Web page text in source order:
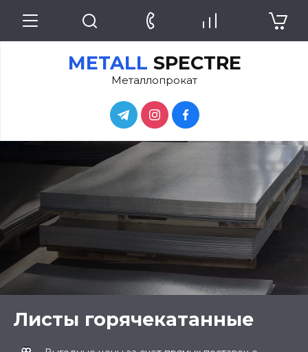
METALL SPECTRE
Металлопрокат
горячекатанные